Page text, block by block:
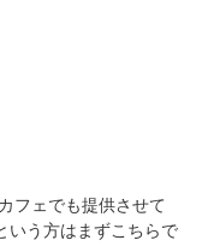
フェでも提供させて
いう方はまずこちらで